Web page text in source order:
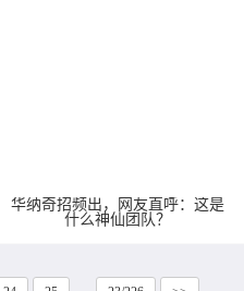
华纳奇招频出，网友直呼：这是
什么神仙团队？